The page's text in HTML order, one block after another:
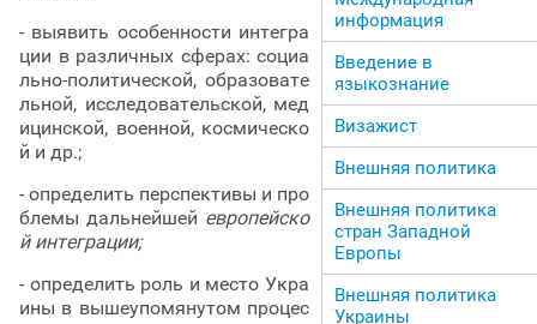
- выявить особенности интегра
ции в различных сферах: социа
льно-политической, образовате
льной, исследовательской, мед
ицинской, военной, космическо
й и др.;
- определить перспективы и про
блемы дальнейшей европейско
й интеграции;
- определить роль и место Укра
ины в вышеупомянутом процес
информация
Введение в
языкознание
Визажист
Внешняя политика
Внешняя политика
стран Западной
Европы
Внешняя политика
Украины